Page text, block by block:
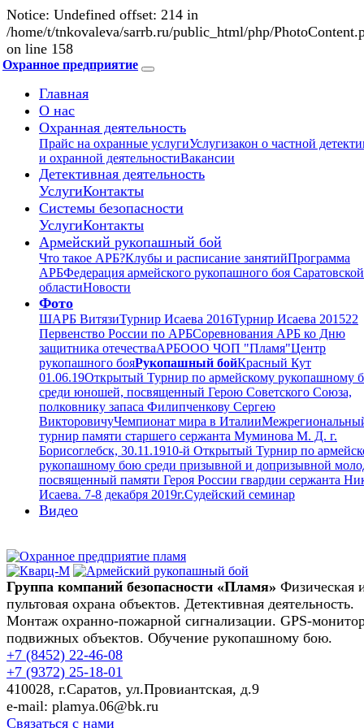
Notice: Undefined offset: 214 in
/home/t/tnkovaleva/sarrb.ru/public_html/php/
on line 158
Охранное предприятие
Главная
О нас
Охранная деятельность
Прайс на охранные услугиУслугизакон о частной
и охранной деятельностиВакансии
Детективная деятельность
УслугиКонтакты
Системы безопасности
УслугиКонтакты
Армейский рукопашный бой
Что такое АРБ?Клубы и расписание занятийПрограмма
АРБФедерация армейского рукопашного боя Саратовской
областиНовости
Фото
ШАРБ ВитязиТурнир Исаева 2016Турнир Исаева 201522
Первенство России по АРБСоревнования АРБ ко Дню
защитника отечестваАРБООО ЧОП "Пламя"Центр
рукопашного бояРукопашный бойКрасный Кут
01.06.19Открытый Турнир по армейскому рукопашному
среди юношей, посвященный Герою Советского Союза,
полковнику запаса Филипченкову Сергею
ВикторовичуЧемпионат мира в Италии
турнир памяти старшего сержанта Муминова М. Д. г.
Борисоглебск, 30.11.1910-й Открытый Турнир по
рукопашному бою среди призывной и допризывной
посвященный памяти Героя России гвардии сержанта
Исаева. 7-8 декабря 2019г.Судейский семинар
Видео
Группа компаний безопасности «Пламя» Физическая
пультовая охрана объектов. Детективная деятельность.
Монтаж охранно-пожарной сигнализации. GPS-
подвижных объектов. Обучение рукопашному бою.
+7 (8452) 22-46-08
+7 (9372) 25-18-01
410028, г.Саратов, ул.Провиантская, д.9
e-mail: plamya.06@bk.ru
Связаться с нами